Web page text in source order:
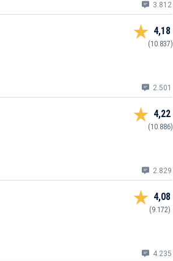
3.812
4,18
(10.837)
2.501
4,22
(10.886)
2.829
4,08
(9.172)
4.235